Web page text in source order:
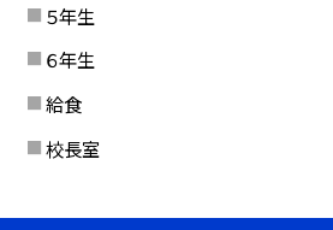
５年生
６年生
給食
校長室